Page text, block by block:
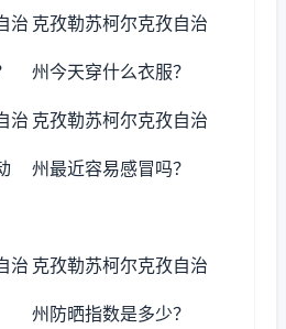
治 克孜勒苏柯尔克孜自治
州今天穿什么衣服？
治 克孜勒苏柯尔克孜自治
州最近容易感冒吗？
治 克孜勒苏柯尔克孜自治
州防晒指数是多少？